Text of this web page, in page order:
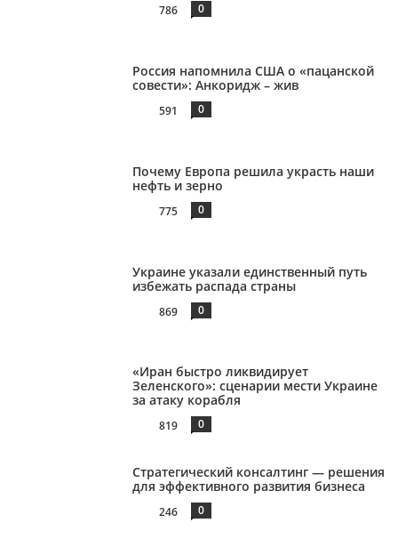
786 0
Россия напомнила США о «пацанской
совести»: Анкоридж – жив
591 0
Почему Европа решила украсть наши
нефть и зерно
775 0
Украине указали единственный путь
избежать распада страны
869 0
«Иран быстро ликвидирует
Зеленского»: сценарии мести Украине
за атаку корабля
819 0
Стратегический консалтинг — решения
для эффективного развития бизнеса
246 0